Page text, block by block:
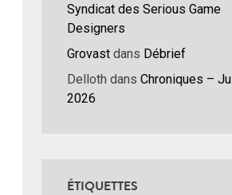
Syndicat des Serious Game
Designers
Grovast dans Débrief
Delloth dans Chroniques –
2026
ÉTIQUETTES